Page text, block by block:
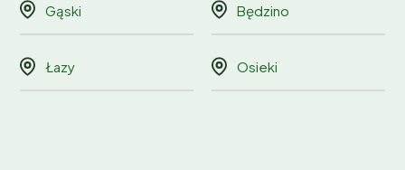
Gąski Będzino
Łazy Osieki